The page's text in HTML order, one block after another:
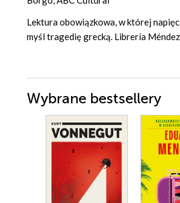
Lektura obowiązkowa, w której
myśl tragedię grecką. Librería
Wybrane bestsellery